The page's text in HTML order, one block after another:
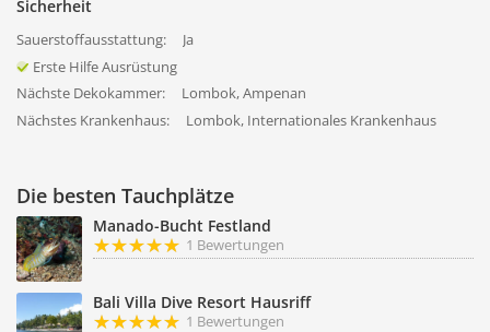
Sicherheit
Sauerstoffausstattung:
Ja
Erste Hilfe Ausrüstung
Nächste Dekokammer:
Lombok, Ampenan
Nächstes Krankenhaus:
Lombok, Internationales Krankenhaus
Die besten Tauchplätze
Manado-Bucht Festland
1 Bewertungen
Bali Villa Dive Resort Hausriff
1 Bewertungen